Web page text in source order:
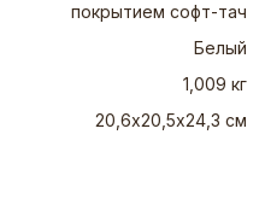
покрытием софт-тач
Белый
1,009 кг
20,6х20,5х24,3 см